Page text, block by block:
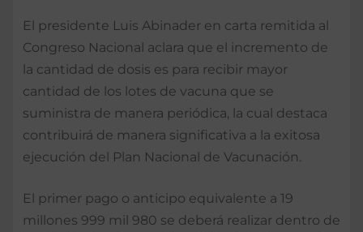
El presidente Luis Abinader en carta remitida al
Congreso Nacional aclara que el incremento de
la cantidad de dosis es para recibir mayor
cantidad de los lotes de vacuna que se
suministra de manera periódica, la cual destaca
contribuirá de manera significativa a la exitosa
ejecución del Plan Nacional de Vacunación.
El primer pago o anticipo equivalente a 19
millones 999 mil 980 se deberá realizar dentro de